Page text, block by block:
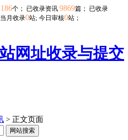
186个； 已收录资讯 9869篇； 已收录
当月收录0站; 今日审核0站；
网址收录与提交
> 正文页面
网站搜索